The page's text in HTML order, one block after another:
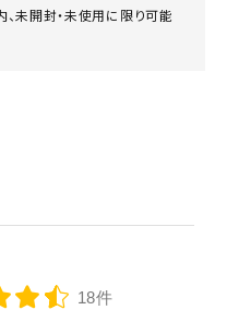
、未開封・未使用に限り可能
18件